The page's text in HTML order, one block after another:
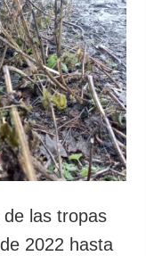
las tropas
2022 hasta